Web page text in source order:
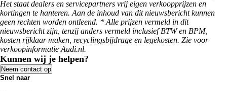
Het staat dealers en servicepartners vrij eigen verkoopprijzen en
kortingen te hanteren. Aan de inhoud van dit nieuwsbericht kunnen
geen rechten worden ontleend. * Alle prijzen vermeld in dit
nieuwsbericht zijn, tenzij anders vermeld inclusief BTW en BPM,
kosten rijklaar maken, recyclingsbijdrage en legekosten. Zie voor
verkoopinformatie Audi.nl.
Kunnen wij je helpen?
Neem contact op
Snel naar